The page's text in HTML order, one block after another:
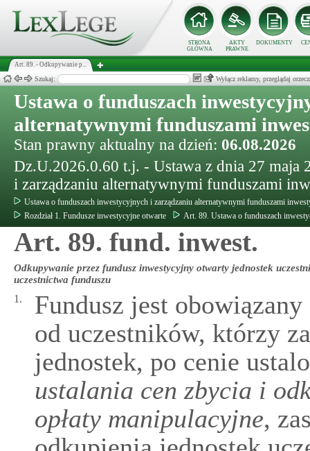
STRONA
GŁÓWNA
AKTY
PRAWNE
DOKUMENTY
Art. 89. - Odkupywanie p...
Szukaj: Wyłącz reklamy, przeglądaj
Ustawa o funduszach
alternatywnymi funduszami
Stan prawny aktualny na dzień: 06.08.2026
Dz.U.2026.0.60 t.j. - Ustawa z dnia 27 maja
i zarządzaniu alternatywnymi funduszami
Ustawa o funduszach inwestycyjnych i zarządzaniu alternatywnymi funduszami
Rozdział 1. Fundusze inwestycyjne otwarte
Art. 89. Ustawa o funduszach
Art. 89. fund. inwest.
Odkupywanie przez fundusz inwestycyjny otwarty jednostek
uczestnictwa funduszu
1.
Fundusz jest
od uczestników, którzy
jednostek, po cenie
ustalania cen zbycia i
opłaty manipulacyjne,